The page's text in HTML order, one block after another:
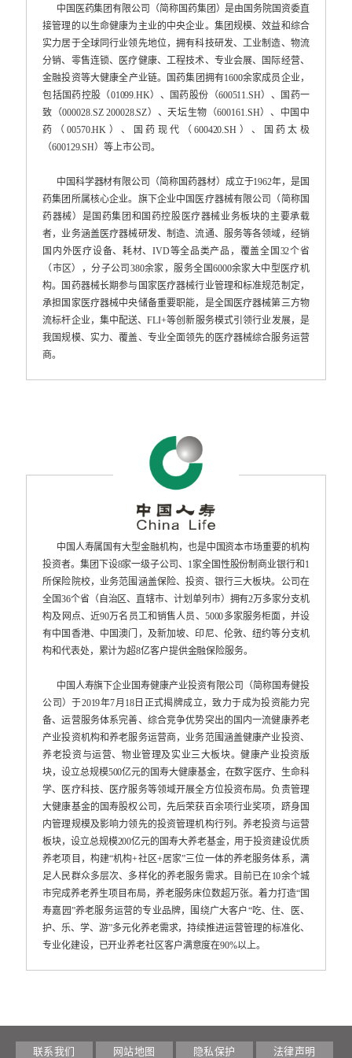
中国医药集团有限公司（简称国药集团）是由国务院国资委直
接管理的以生命健康为主业的中央企业。集团规模、效益和综合
实力居于全球同行业领先地位，拥有科技研发、工业制造、物流
分销、零售连锁、医疗健康、工程技术、专业会展、国际经营、
金融投资等大健康全产业链。国药集团拥有1600余家成员企业，
包括国药控股（01099.HK）、国药股份（600511.SH）、国药一
致（000028.SZ 200028.SZ）、天坛生物（600161.SH）、中国中
药（00570.HK）、国药现代（600420.SH）、国药太极
（600129.SH）等上市公司。
中国科学器材有限公司（简称国药器材）成立于1962年，是国
药集团所属核心企业。旗下企业中国医疗器械有限公司（简称国
药器械）是国药集团和国药控股医疗器械业务板块的主要承载
者，业务涵盖医疗器械研发、制造、流通、服务等各领域，经销
国内外医疗设备、耗材、IVD等全品类产品，覆盖全国32个省
（市区），分子公司380余家，服务全国6000余家大中型医疗机
构。国药器械长期参与国家医疗器械行业管理和标准规范制定，
承担国家医疗器械中央储备重要职能，是全国医疗器械第三方物
流标杆企业，集中配送、FLI+等创新服务模式引领行业发展，是
我国规模、实力、覆盖、专业全面领先的医疗器械综合服务运营
商。
中国人寿属国有大型金融机构，也是中国资本市场重要的机构
投资者。集团下设8家一级子公司、1家全国性股份制商业银行和1
所保险院校，业务范围涵盖保险、投资、银行三大板块。公司在
全国36个省（自治区、直辖市、计划单列市）拥有2万多家分支机
构及网点、近90万名员工和销售人员、5000多家服务柜面，并设
有中国香港、中国澳门，及新加坡、印尼、伦敦、纽约等分支机
构和代表处，累计为超8亿客户提供金融保险服务。
中国人寿旗下企业国寿健康产业投资有限公司（简称国寿健投
公司）于2019年7月18日正式揭牌成立，致力于成为投资能力完
备、运营服务体系完善、综合竞争优势突出的国内一流健康养老
产业投资机构和养老服务运营商，业务范围涵盖健康产业投资、
养老投资与运营、物业管理及实业三大板块。健康产业投资版
块，设立总规模500亿元的国寿大健康基金，在数字医疗、生命科
学、医疗科技、医疗服务等领域开展全方位投资布局。负责管理
大健康基金的国寿股权公司，先后荣获百余项行业奖项，跻身国
内管理规模及影响力领先的投资管理机构行列。养老投资与运营
板块，设立总规模200亿元的国寿大养老基金，用于投资建设优质
养老项目，构建“机构+社区+居家”三位一体的养老服务体系，满
足人民群众多层次、多样化的养老服务需求。目前已在10余个城
市完成养老养生项目布局，养老服务床位数超万张。着力打造“国
寿嘉园”养老服务运营的专业品牌，围绕广大客户“吃、住、医、
护、乐、学、游”多元化养老需求，持续推进运营管理的标准化、
专业化建设，已开业养老社区客户满意度在90%以上。
联系我们 网站地图 隐私保护 法律声明